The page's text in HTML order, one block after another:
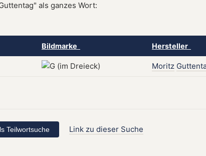
als ganzes Wort:
Bildmarke Hersteller
Moritz
Link zu dieser Suche